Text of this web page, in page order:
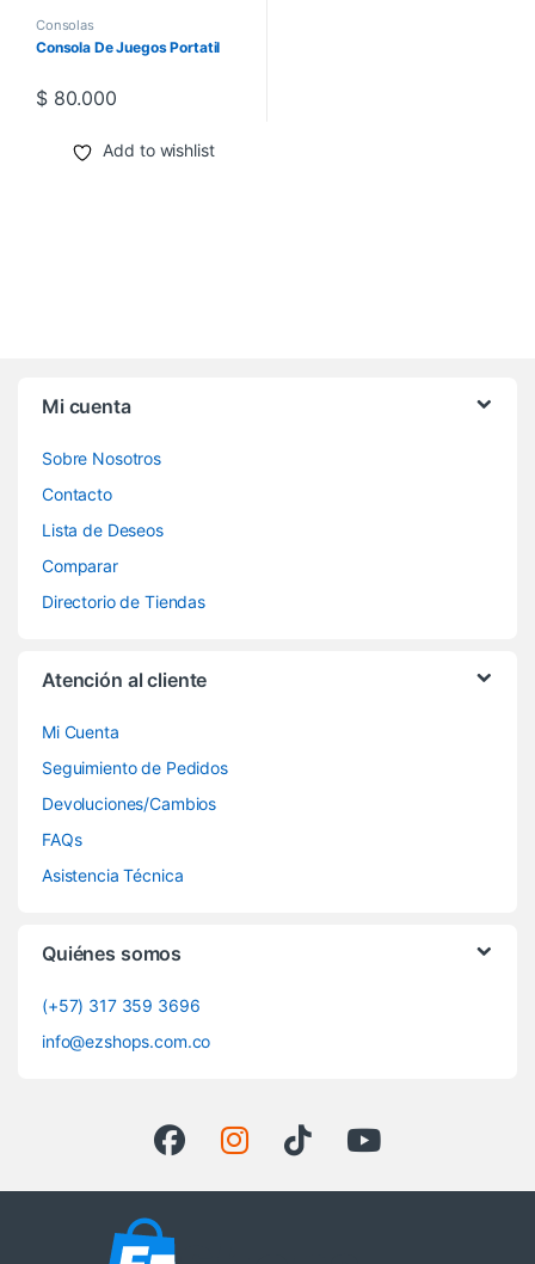
Consolas
Consola De Juegos Portatil
$80.000
Add to wishlist
Mi cuenta
Sobre Nosotros
Contacto
Lista de Deseos
Comparar
Directorio de Tiendas
Atención al cliente
Mi Cuenta
Seguimiento de Pedidos
Devoluciones/Cambios
FAQs
Asistencia Técnica
Quiénes somos
(+57) 317 359 3696
info@ezshops.com.co